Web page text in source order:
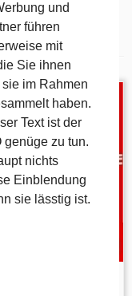
und
führen
mit
Sie ihnen
im Rahmen
haben.
Text ist der
genüge zu tun.
nichts
Einblendung
sie lässtig ist.